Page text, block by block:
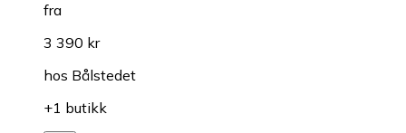
fra
3 390 kr
hos Bålstedet
+1 butikk